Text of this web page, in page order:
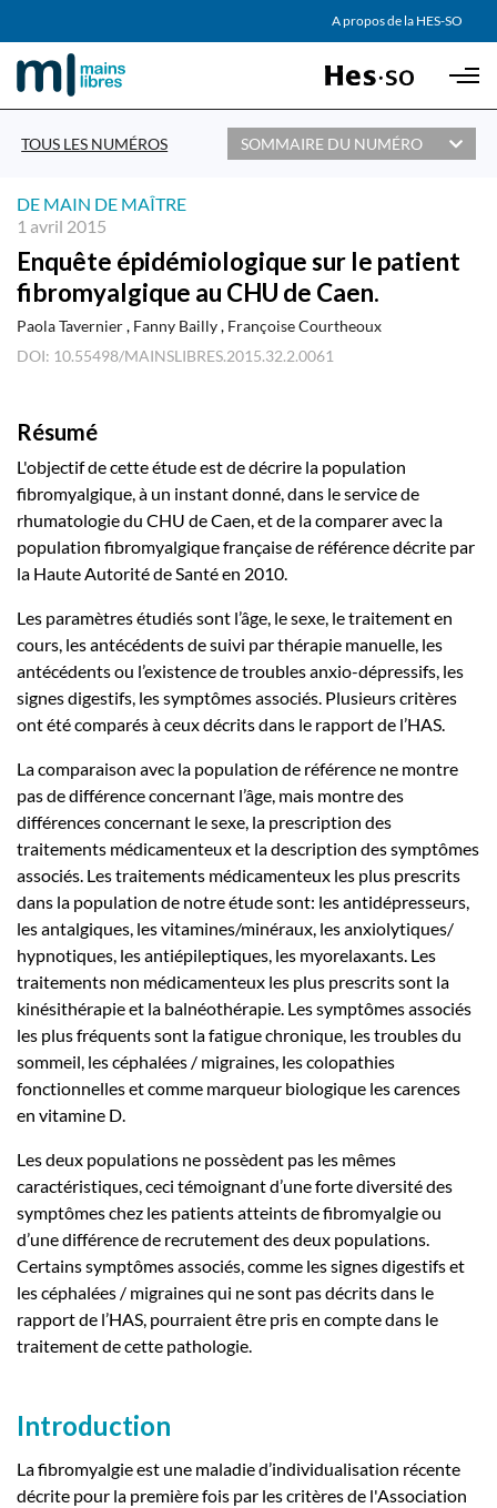
Skip to main content
A propos de la HES-SO
PARTENAIRES
TOUS LES NUMÉROS SOMMAIRE DU NUMÉRO
DE MAIN DE MAÎTRE
1 avril 2015
Enquête épidémiologique sur le patient
fibromyalgique au CHU de Caen.
Paola Tavernier Fanny Bailly Françoise Courtheoux
DOI: 10.55498/MAINSLIBRES.2015.32.2.0061
Résumé
L'objectif de cette étude est de décrire la population
fibromyalgique, à un instant donné, dans le service de
rhumatologie du CHU de Caen, et de la comparer avec la
population fibromyalgique française de référence décrite par
la Haute Autorité de Santé en 2010.
Les paramètres étudiés sont l’âge, le sexe, le traitement en
cours, les antécédents de suivi par thérapie manuelle, les
antécédents ou l’existence de troubles anxio-dépressifs, les
signes digestifs, les symptômes associés. Plusieurs critères
ont été comparés à ceux décrits dans le rapport de l’HAS.
La comparaison avec la population de référence ne montre
pas de différence concernant l’âge, mais montre des
différences concernant le sexe, la prescription des
traitements médicamenteux et la description des symptômes
associés. Les traitements médicamenteux les plus prescrits
dans la population de notre étude sont: les antidépresseurs,
les antalgiques, les vitamines/minéraux, les anxiolytiques/
hypnotiques, les antiépileptiques, les myorelaxants. Les
traitements non médicamenteux les plus prescrits sont la
kinésithérapie et la balnéothérapie. Les symptômes associés
les plus fréquents sont la fatigue chronique, les troubles du
sommeil, les céphalées / migraines, les colopathies
fonctionnelles et comme marqueur biologique les carences
en vitamine D.
Les deux populations ne possèdent pas les mêmes
caractéristiques, ceci témoignant d’une forte diversité des
symptômes chez les patients atteints de fibromyalgie ou
d’une différence de recrutement des deux populations.
Certains symptômes associés, comme les signes digestifs et
les céphalées / migraines qui ne sont pas décrits dans le
rapport de l’HAS, pourraient être pris en compte dans le
traitement de cette pathologie.
Introduction
La fibromyalgie est une maladie d’individualisation récente
décrite pour la première fois par les critères de l'Association